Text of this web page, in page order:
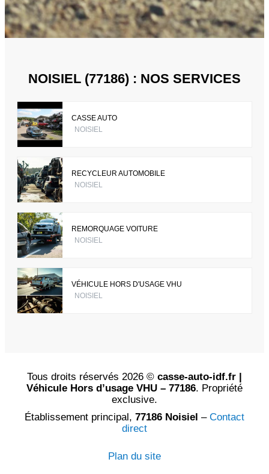
NOISIEL (77186) : NOS SERVICES
CASSE AUTO
NOISIEL
RECYCLEUR AUTOMOBILE
NOISIEL
REMORQUAGE VOITURE
NOISIEL
VÉHICULE HORS D'USAGE VHU
NOISIEL
Tous droits réservés 2026 © casse-auto-idf.fr |
Véhicule Hors d’usage VHU – 77186. Propriété
exclusive.
Établissement principal, 77186 Noisiel – Contact
direct
Plan du site